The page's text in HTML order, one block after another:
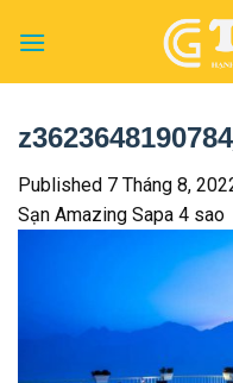
Published 7 Tháng 8,
Sạn Amazing Sapa 4 sao